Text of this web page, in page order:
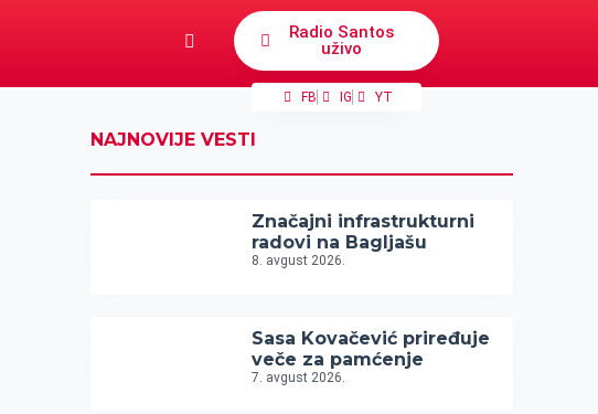
Radio Santos
uživo
FB IG YT
NAJNOVIJE VESTI
Značajni infrastrukturni
radovi na Bagljašu
8. avgust 2026.
Sasa Kovačević priređuje
veče za pamćenje
7. avgust 2026.